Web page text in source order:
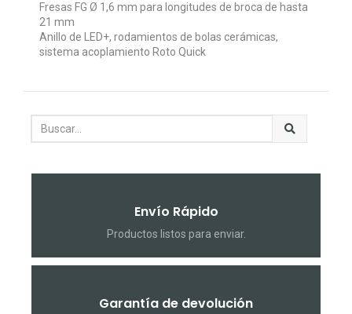
Fresas FG Ø 1,6 mm para longitudes de broca de hasta
21 mm
Anillo de LED+, rodamientos de bolas cerámicas,
sistema acoplamiento Roto Quick
Envío Rápido
Productos listos para enviar.
Garantía de devolución